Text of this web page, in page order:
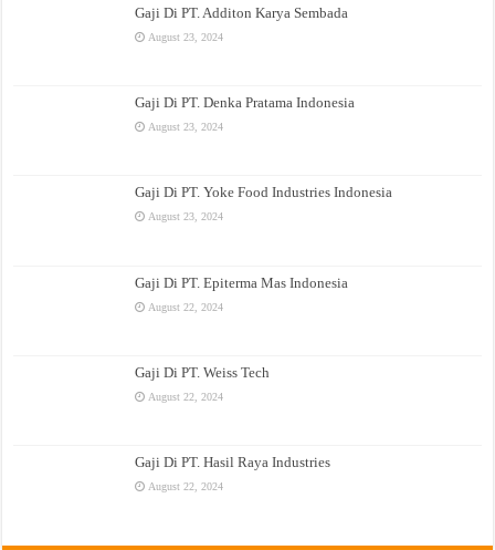
Gaji Di PT. Additon Karya Sembada
August 23, 2024
Gaji Di PT. Denka Pratama Indonesia
August 23, 2024
Gaji Di PT. Yoke Food Industries Indonesia
August 23, 2024
Gaji Di PT. Epiterma Mas Indonesia
August 22, 2024
Gaji Di PT. Weiss Tech
August 22, 2024
Gaji Di PT. Hasil Raya Industries
August 22, 2024